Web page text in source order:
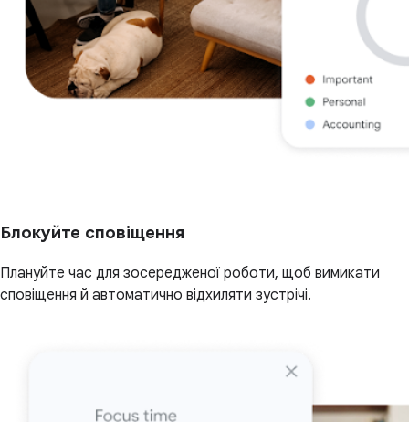
Блокуйте сповіщення
Плануйте час для зосередженої роботи, щоб вимикати
сповіщення й автоматично відхиляти зустрічі.